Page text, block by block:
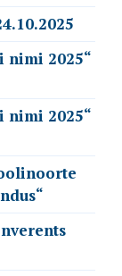
nimi 2025“
nimi 2025“